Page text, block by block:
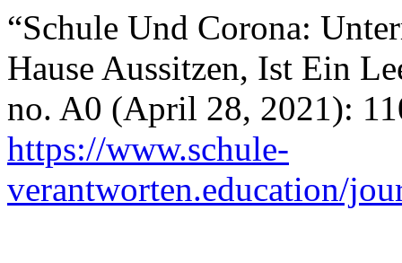
“Schule Und Corona:
Hause Aussitzen, Ist Ein
no. A0 (April 28, 2021):
https://www.schule-
verantworten.education/